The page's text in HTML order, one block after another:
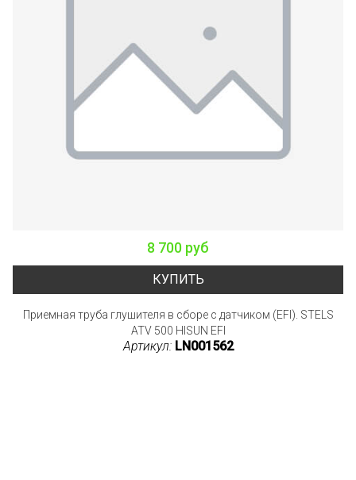
8 700 руб
КУПИТЬ
Приемная труба глушителя в сборе с датчиком (EFI). STELS
ATV 500 HISUN EFI
Артикул: LN001562